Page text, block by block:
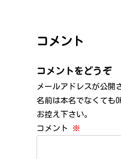
コメント
コメントをどうぞ
メールアドレスが公開
名前は本名でなくても
お控え下さい。
コメント
※